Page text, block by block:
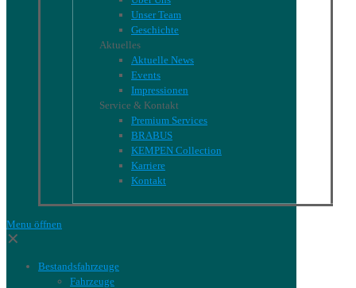
Unser Team
Geschichte
Aktuelles
Aktuelle News
Events
Impressionen
Service & Kontakt
Premium Services
BRABUS
KEMPEN Collection
Karriere
Kontakt
Menu öffnen
✕
Bestandsfahrzeuge
Fahrzeuge